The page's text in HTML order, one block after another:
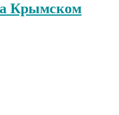
Крымском